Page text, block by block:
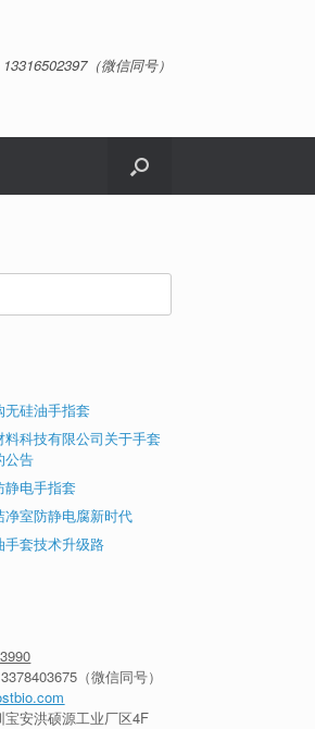
（微信同号）
硅油手指套
科技有限公司关于手套
公告
静电手指套
室防静电腐新时代
手套技术升级路
（微信同号）
安洪硕源工业厂区4F